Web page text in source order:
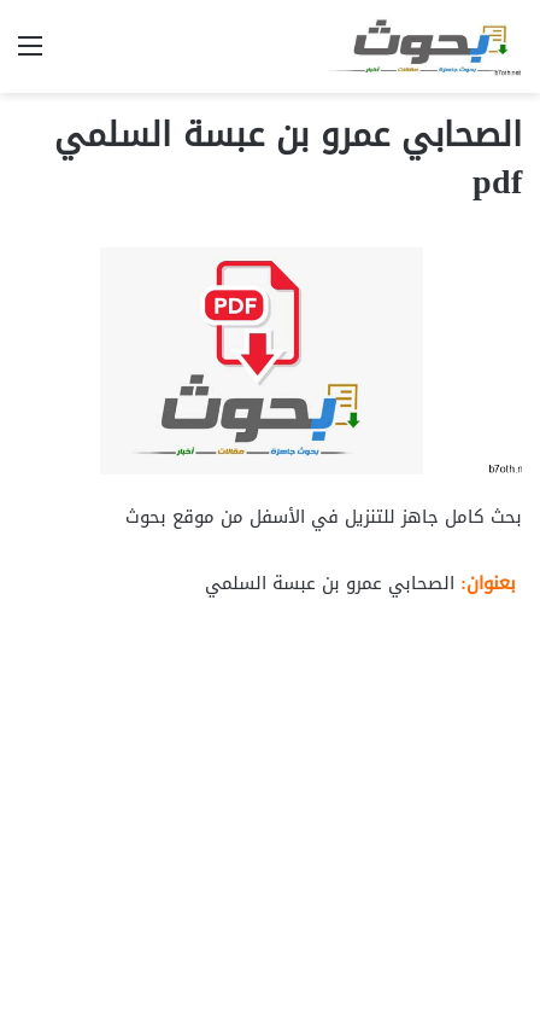
الصحابي عمرو بن عبسة السلمي
pdf
بحث كامل جاهز للتنزيل في الأسفل من موقع بحوث
بعنوان: الصحابي عمرو بن عبسة السلمي